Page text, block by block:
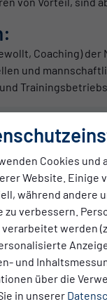
Cookies und
Website. Einige
während andere
zu verbessern.
werden
und
über die
in unserer
Coaching)
und